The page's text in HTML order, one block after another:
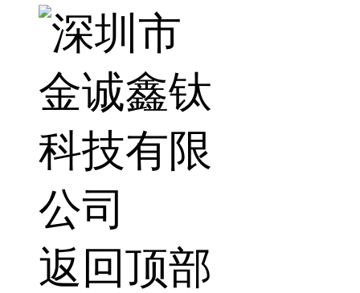
返回顶部